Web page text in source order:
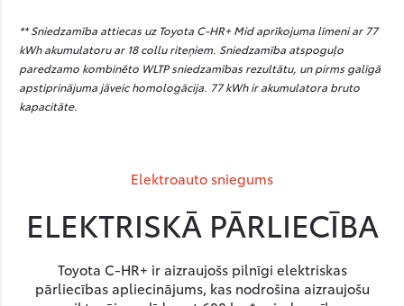
** Sniedzamība attiecas uz Toyota C-HR+ Mid aprīkojuma līmeni ar 77
kWh akumulatoru ar 18 collu riteņiem. Sniedzamība atspoguļo
paredzamo kombinēto WLTP sniedzamības rezultātu, un pirms galīgā
apstiprinājuma jāveic homologācija. 77 kWh ir akumulatora bruto
kapacitāte.
Elektroauto sniegums
ELEKTRISKĀ PĀRLIECĪBA
Toyota C-HR+ ir aizraujošs pilnīgi elektriskas
pārliecības apliecinājums, kas nodrošina aizraujošu